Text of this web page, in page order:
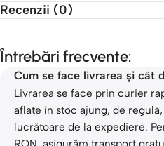
Recenzii (0)
Întrebări frecvente:
Cum se face livrarea și cât
Livrarea se face prin curier
aflate în stoc ajung, de
lucrătoare de la expediere.